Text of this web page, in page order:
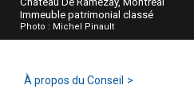
Immeuble patrimonial classé
Photo : Michel Pinault
À propos du Conseil